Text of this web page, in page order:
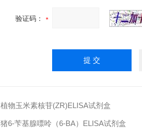
验证码：
植物玉米素核苷(ZR)ELISA试剂盒
猪6-苄基腺嘌呤（6-BA）ELISA试剂盒